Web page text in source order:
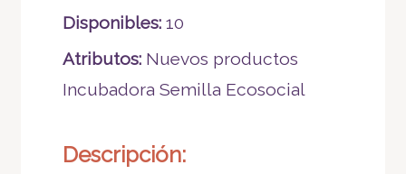
Disponibles: 10
Atributos: Nuevos productos
Incubadora Semilla Ecosocial
Descripción: